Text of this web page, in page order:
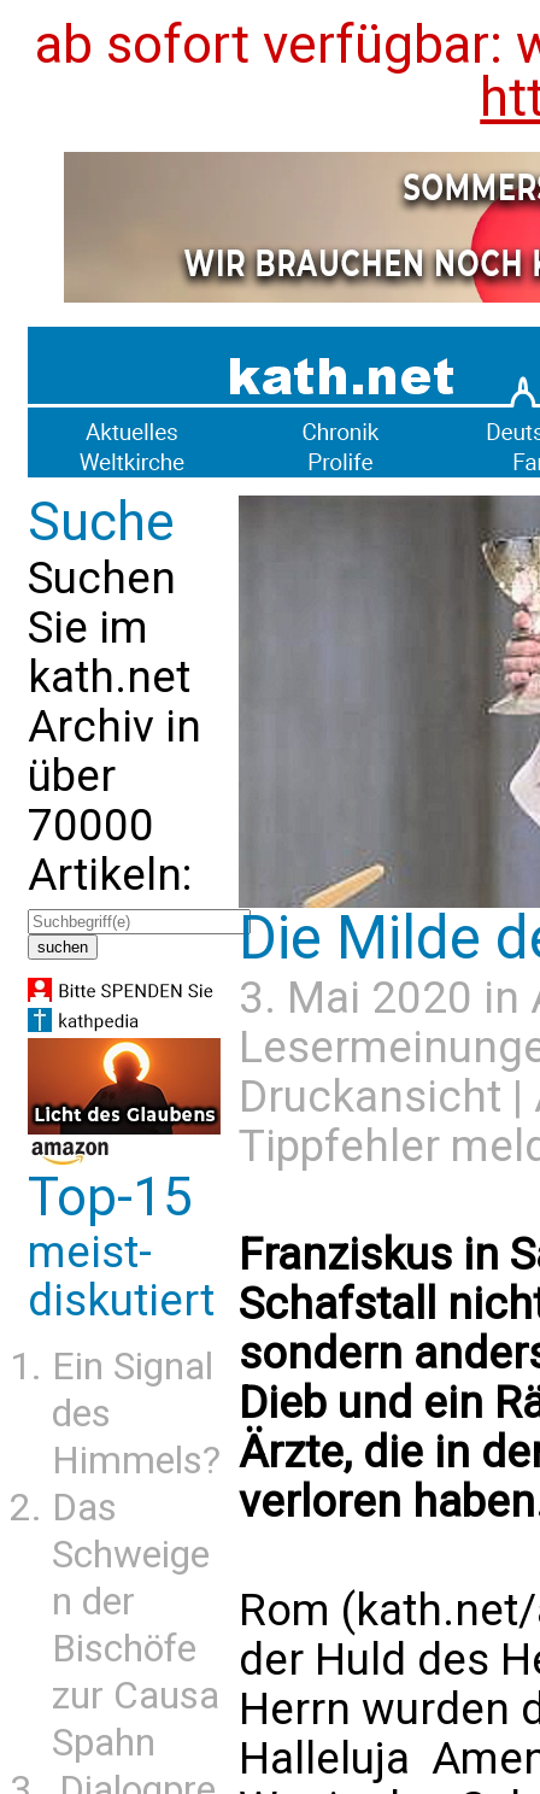
ab sofort verfügbar:
Suche
Suchen
Sie im
kath.net
Archiv in
über
70000
Artikeln:
Top-15
meist-
diskutiert
Ein Signal
des
Himmels?
Das
Schweige
n der
Bischöfe
zur Causa
Spahn
Die Milde
3. Mai 2020 in
Druckansicht |
Tippfehler
Franziskus in
Schafstall
sondern
Dieb und ein
Ärzte, die in
verloren
Rom (kath.net/
der Huld des
Herrn wurden
Halleluja 